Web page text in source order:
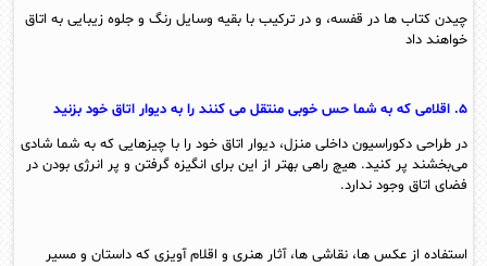
چیدن کتاب ها در قفسه، و در ترکیب با بقیه وسایل رنگ و جلوه زیبایی به اتاق
خواهند داد
۵. اقلامی که به شما حس خوبی منتقل می کنند را به دیوار اتاق خود بزنید
در طراحی دکوراسیون داخلی منزل، دیوار اتاق خود را با چیزهایی که به شما شادی
می‌بخشند پر کنید. هیچ راهی بهتر از این برای انگیزه گرفتن و پر انرژی بودن در
فضای اتاق وجود ندارد.
استفاده از عکس ها، نقاشی ها، آثار هنری و اقلام آویزی که داستان و مسیر